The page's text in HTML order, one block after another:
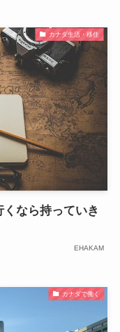
カナダ生活・移住
なら持っていき
EHAKAM
カナダで働く